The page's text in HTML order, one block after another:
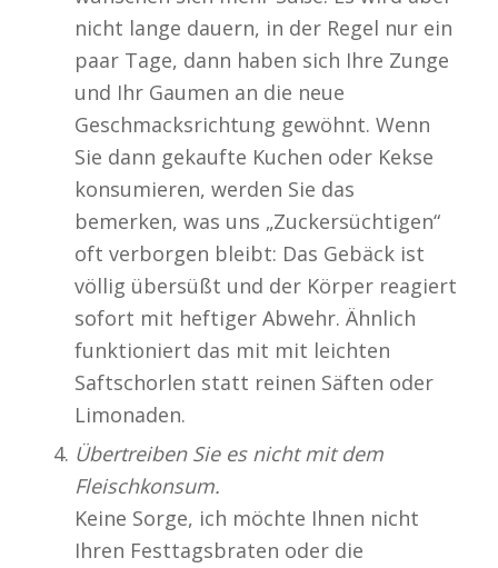
nicht lange dauern, in der Regel nur ein
paar Tage, dann haben sich Ihre Zunge
und Ihr Gaumen an die neue
Geschmacksrichtung gewöhnt. Wenn
Sie dann gekaufte Kuchen oder Kekse
konsumieren, werden Sie das
bemerken, was uns „Zuckersüchtigen“
oft verborgen bleibt: Das Gebäck ist
völlig übersüßt und der Körper reagiert
sofort mit heftiger Abwehr. Ähnlich
funktioniert das mit mit leichten
Saftschorlen statt reinen Säften oder
Limonaden.
Übertreiben Sie es nicht mit dem
Fleischkonsum.
Keine Sorge, ich möchte Ihnen nicht
Ihren Festtagsbraten oder die